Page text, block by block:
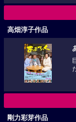
高畑淳子作品
剛力彩芽作品